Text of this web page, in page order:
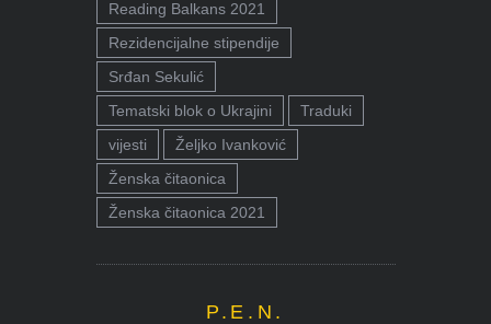
Reading Balkans 2021
Rezidencijalne stipendije
Srđan Sekulić
Tematski blok o Ukrajini
Traduki
vijesti
Željko Ivanković
Ženska čitaonica
Ženska čitaonica 2021
P.E.N.